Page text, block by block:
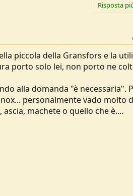
Risposta
piccola della Gransfors e la
porto solo lei, non porto ne
alla domanda "è necessaria".
personalmente vado molto
machete o quello che è....